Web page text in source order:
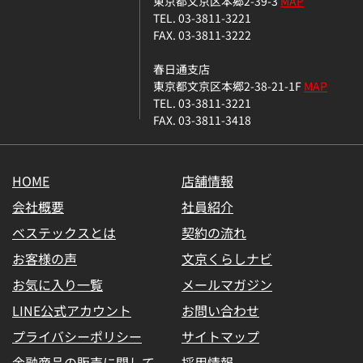
TEL. 03-3811-3221
FAX. 03-3811-3222
春日通支店
東京都文京区本郷2-38-21-1FMAP
TEL. 03-3811-3221
FAX. 03-3811-3418
HOME
店舗情報
会社概要
社員紹介
ベステックスとは
契約の流れ
お客様の声
文京くらしナビ
お気に入り一覧
メールマガジン
LINE公式アカウント
お問い合わせ
プライバシーポリシー
サイトマップ